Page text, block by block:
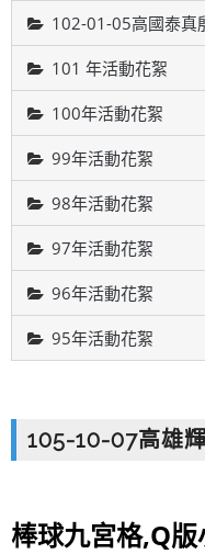
102-01-05高國泰真
101 年活動花絮
100年活動花絮
99年活動花絮
98年活動花絮
97年活動花絮
96年活動花絮
95年活動花絮
105-10-07高雄
棒球九宮格,Q